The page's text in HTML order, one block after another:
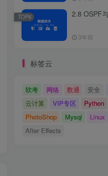
2.8 OSPF
3年前
TOP6
标签云
软考 网络 数通 安全
云计算
VIP专区 Python
PhotoShop
Mysql Linux
After Effects